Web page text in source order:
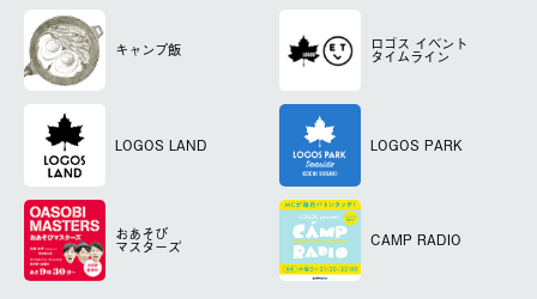
キャンプ飯 ロゴス イベント
タイムライン
LOGOS LAND LOGOS PARK
おあそび
マスターズ CAMP RADIO